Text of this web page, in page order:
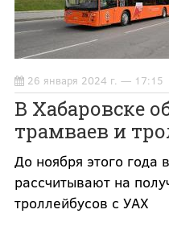
26 января 2024 г. — 17:15
В Хабаровске
трамваев и
До ноября этого
рассчитывают на
троллейбусов с УАХ